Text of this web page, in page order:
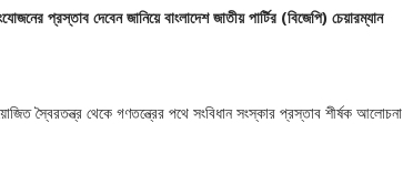
প্রস্তাব দেবেন জানিয়ে বাংলাদেশ জাতীয় পার্টির (বিজেপি) চেয়ারম্যান
স্বৈরতন্ত্র থেকে গণতন্ত্রের পথে সংবিধান সংস্কার প্রস্তাব শীর্ষক আলোচনা